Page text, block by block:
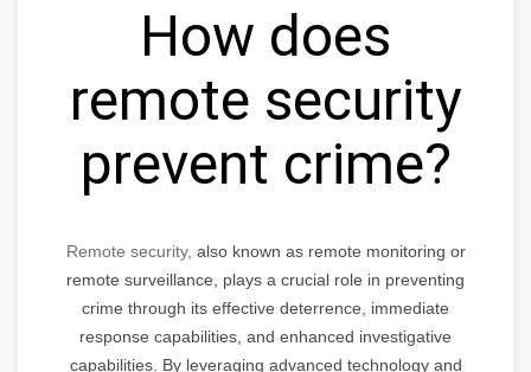
How does
remote security
prevent crime?
Remote security, also known as remote monitoring or
remote surveillance, plays a crucial role in preventing
crime through its effective deterrence, immediate
response capabilities, and enhanced investigative
capabilities. By leveraging advanced technology and